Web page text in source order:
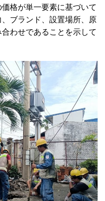
格が単一要素に基づいて
ブランド、設置場所、原
わせであることを示して